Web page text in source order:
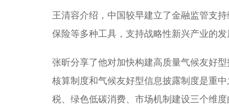
王清容介绍，中国较早建立了金融监管支
保险等多种工具，支持战略性新兴产业的
张昕分享了他对加快构建高质量气候友好
核算制度和气候友好型信息披露制度是重
税、绿色低碳消费、市场机制建设三个维